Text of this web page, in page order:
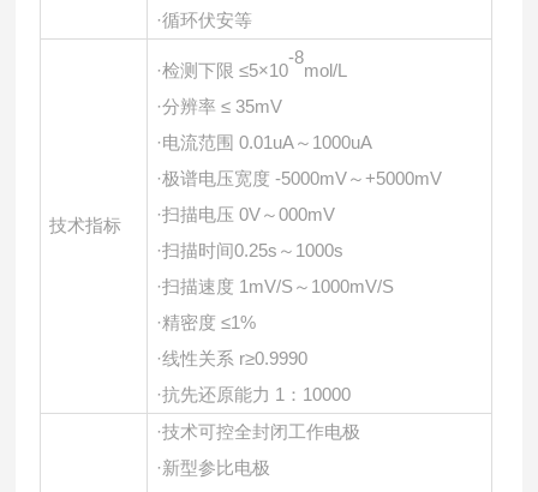
·循环伏安等
技术指标
·检测下限 ≤5×10
-8
mol/L
·分辨率 ≤ 35mV
·电流范围 0.01uA～1000uA
·极谱电压宽度 -5000mV～+5000mV
·扫描电压 0V～000mV
·扫描时间0.25s～1000s
·扫描速度 1mV/S～1000mV/S
·精密度 ≤1%
·线性关系 r≥0.9990
·抗先还原能力 1：10000
·技术可控全封闭工作电极
·新型参比电极